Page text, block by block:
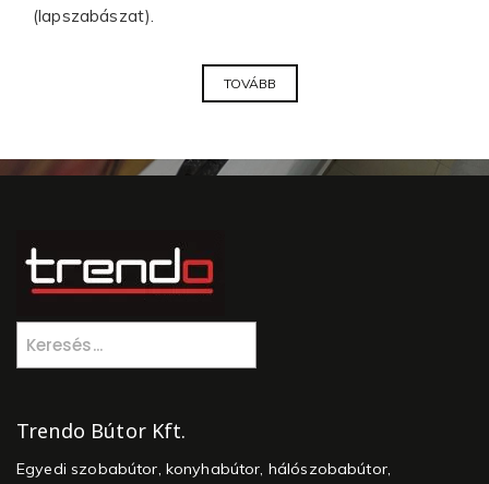
(lapszabászat).
TOVÁBB
Trendo Bútor Kft.
Egyedi szobabútor, konyhabútor, hálószobabútor,